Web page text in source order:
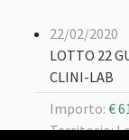
22/02/2020
LOTTO 22
CLINI-LAB
Importo: €
Territorio: